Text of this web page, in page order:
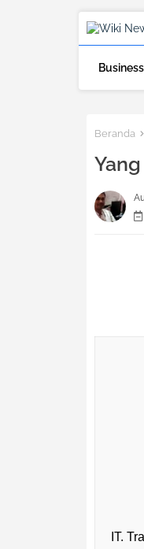
Business
Beranda
IT.